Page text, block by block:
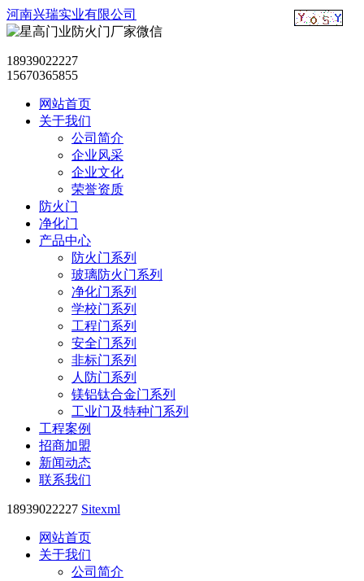
河南兴瑞实业有限公司
18939022227
15670365855
网站首页
关于我们
公司简介
企业风采
企业文化
荣誉资质
防火门
净化门
产品中心
防火门系列
玻璃防火门系列
净化门系列
学校门系列
工程门系列
安全门系列
非标门系列
人防门系列
镁铝钛合金门系列
工业门及特种门系列
工程案例
招商加盟
新闻动态
联系我们
18939022227 Sitexml
网站首页
关于我们
公司简介